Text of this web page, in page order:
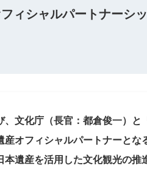
ィシャルパートナーシ
文化庁（長官：都倉俊一）と
オフィシャルパートナーとな
遺産を活用した文化観光の推